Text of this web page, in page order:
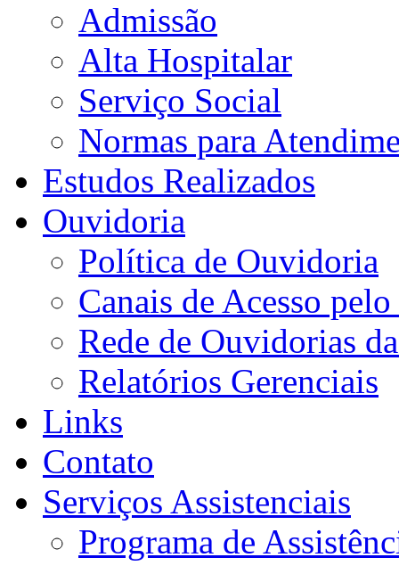
Admissão
Alta Hospitalar
Serviço Social
Normas para
Estudos Realizados
Ouvidoria
Política de Ouvidoria
Canais de Acesso
Rede de Ouvidorias
Relatórios Gerenciais
Links
Contato
Serviços Assistenciais
Programa de